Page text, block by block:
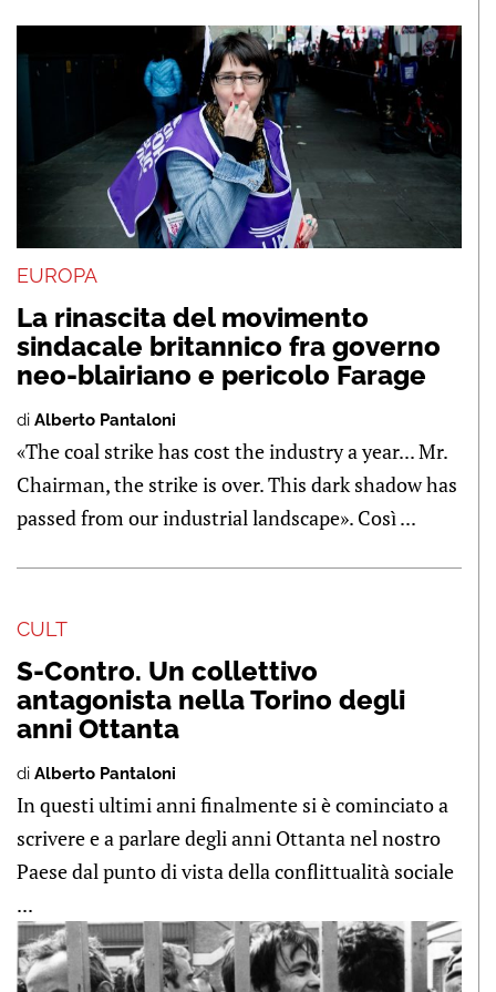
EUROPA
La rinascita del movimento
sindacale britannico fra governo
neo-blairiano e pericolo Farage
di Alberto Pantaloni
«The coal strike has cost the industry a year... Mr.
Chairman, the strike is over. This dark shadow has
passed from our industrial landscape». Così ...
CULT
S-Contro. Un collettivo
antagonista nella Torino degli
anni Ottanta
di Alberto Pantaloni
In questi ultimi anni finalmente si è cominciato a
scrivere e a parlare degli anni Ottanta nel nostro
Paese dal punto di vista della conflittualità sociale
...